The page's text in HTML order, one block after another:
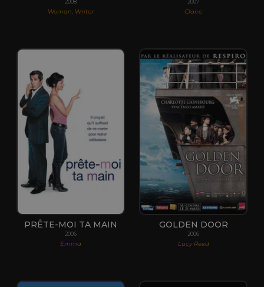
2008
Woman, Writer
2007
Claire
PRÊTE-MOI TA MAIN
2006
Emma
GOLDEN DOOR
2006
Lucy Reed